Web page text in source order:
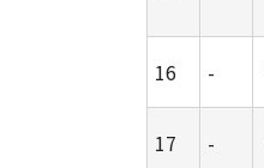
16
-
17
-